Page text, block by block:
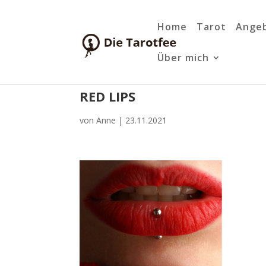
Home Tarot
Über mich
RED LIPS
vonAnne | 23.11.2021